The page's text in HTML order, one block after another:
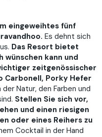
eingeweihtes fünf
Es dehnt sich
Das Resort bietet
wünschen kann und
zeitgenössischer
Carbonell, Porky Hefer
Natur, den Farben und
Stellen Sie sich vor,
und einen riesigen
oder eines Reihers zu
Cocktail in der Hand